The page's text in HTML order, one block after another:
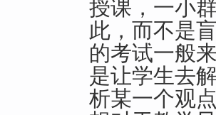
授课，一小
此，而不是
的考试一般
是让学生去
析某一个观